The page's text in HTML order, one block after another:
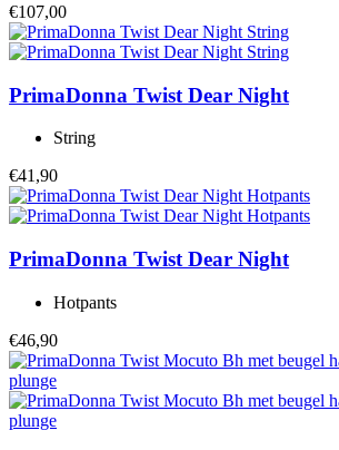
€107,00
PrimaDonna Twist Dear Night
String
€41,90
PrimaDonna Twist Dear Night
Hotpants
€46,90